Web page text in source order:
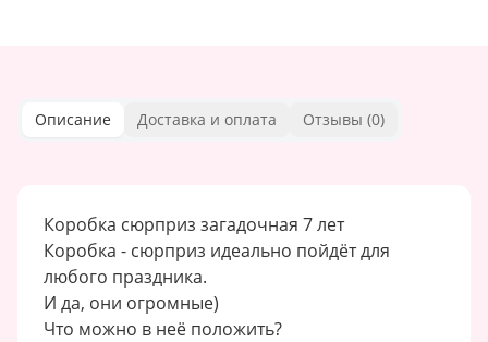
Описание Доставка и оплата Отзывы (0)
Коробка сюрприз загадочная 7 лет
Коробка - сюрприз идеально пойдёт для
любого праздника.
И да, они огромные)
Что можно в неё положить?